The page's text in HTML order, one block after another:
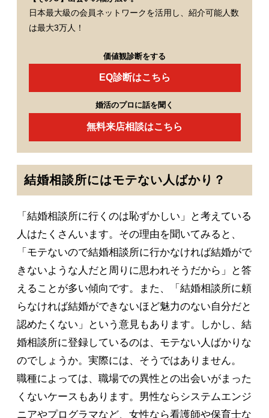
日本最大級の会員ネットワークを活用し、紹介可能人数
は最大3万人！
価値観診断をする
EQ診断はこちら
婚活のプロに話を聞く
無料来店相談はこちら
結婚相談所にはモテない人ばかり？
「結婚相談所に行くのは恥ずかしい」と考えている
人はたくさんいます。その理由を聞いてみると、
「モテないので結婚相談所に行かなければ結婚がで
きないような人だと周りに思われそうだから」と答
えることが多い傾向です。また、「結婚相談所に頼
らなければ結婚ができないほど魅力のない自分だと
認めたくない」という意見もあります。しかし、結
婚相談所に登録しているのは、モテない人ばかりな
のでしょうか。実際には、そうではありません。
職種によっては、職場での異性との出会いがまった
くないケースもあります。男性ならシステムエンジ
ニアやプログラマなど、女性なら看護師や保育士な